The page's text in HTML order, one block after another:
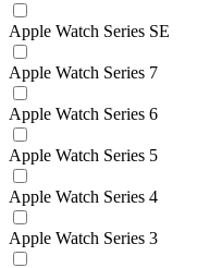
Apple Watch Series SE
Apple Watch Series 7
Apple Watch Series 6
Apple Watch Series 5
Apple Watch Series 4
Apple Watch Series 3